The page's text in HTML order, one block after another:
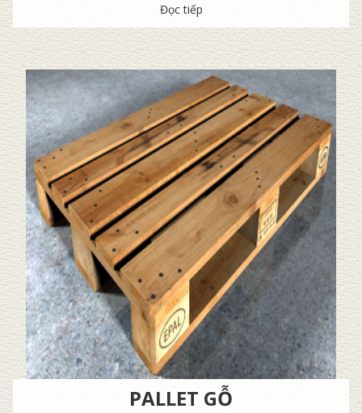
Đọc tiếp
PALLET GỖ